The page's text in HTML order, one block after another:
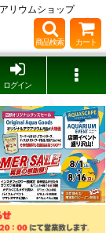
リウムショップ
商品検索 カート
ログイン